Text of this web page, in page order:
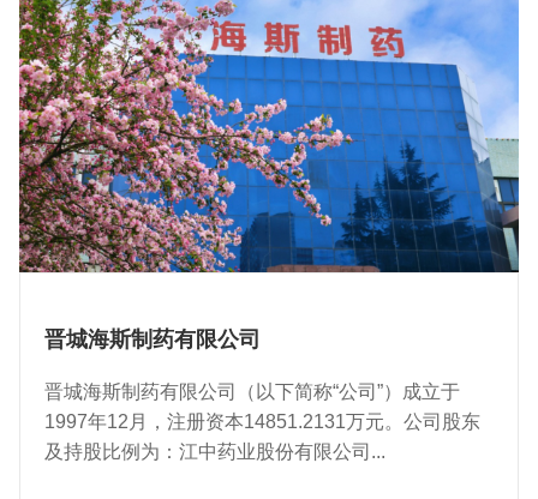
晋城海斯制药有限公司
晋城海斯制药有限公司（以下简称“公司”）成立于
1997年12月，注册资本14851.2131万元。公司股东
及持股比例为：江中药业股份有限公司...